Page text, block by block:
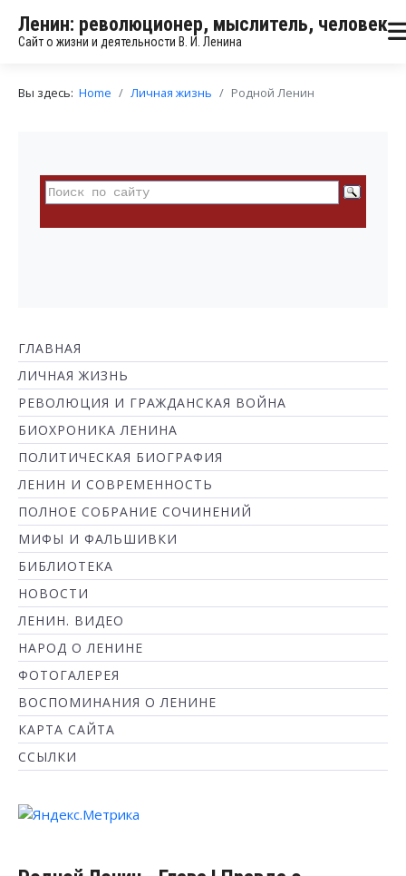
Ленин: революционер, мыслитель, человек
Сайт о жизни и деятельности В. И. Ленина
Вы здесь: Home Личная жизнь Родной Ленин
ГЛАВНАЯ
ЛИЧНАЯ ЖИЗНЬ
РЕВОЛЮЦИЯ И ГРАЖДАНСКАЯ ВОЙНА
БИОХРОНИКА ЛЕНИНА
ПОЛИТИЧЕСКАЯ БИОГРАФИЯ
ЛЕНИН И СОВРЕМЕННОСТЬ
ПОЛНОЕ СОБРАНИЕ СОЧИНЕНИЙ
МИФЫ И ФАЛЬШИВКИ
БИБЛИОТЕКА
НОВОСТИ
ЛЕНИН. ВИДЕО
НАРОД О ЛЕНИНЕ
ФОТОГАЛЕРЕЯ
ВОСПОМИНАНИЯ О ЛЕНИНЕ
КАРТА САЙТА
ССЫЛКИ